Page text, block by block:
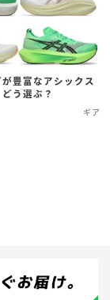
豊富なアシックス
う選ぶ？
ギア